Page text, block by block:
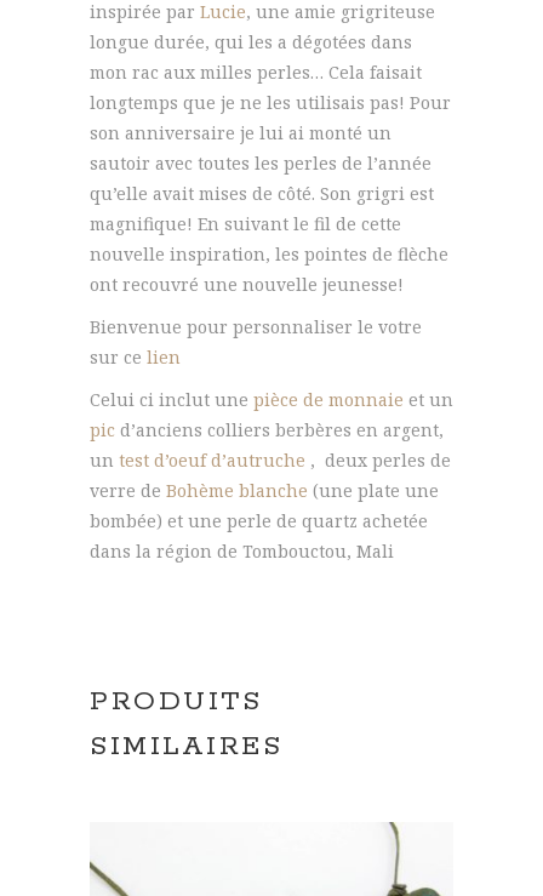
inspirée par Lucie, une amie grigriteuse
longue durée, qui les a dégotées dans
mon rac aux milles perles… Cela faisait
longtemps que je ne les utilisais pas! Pour
son anniversaire je lui ai monté un
sautoir avec toutes les perles de l’année
qu’elle avait mises de côté. Son grigri est
magnifique! En suivant le fil de cette
nouvelle inspiration, les pointes de flèche
ont recouvré une nouvelle jeunesse!
Bienvenue pour personnaliser le votre
sur ce lien
Celui ci inclut une pièce de monnaie et un
pic d’anciens colliers berbères en argent,
un test d’oeuf d’autruche , deux perles de
verre de Bohème blanche (une plate une
bombée) et une perle de quartz achetée
dans la région de Tombouctou, Mali
PRODUITS
SIMILAIRES